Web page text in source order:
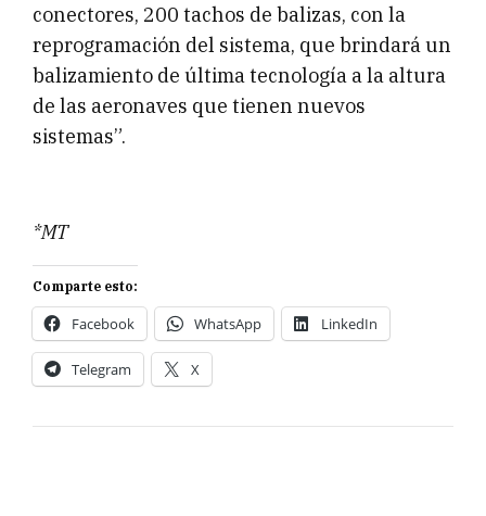
conectores, 200 tachos de balizas, con la
reprogramación del sistema, que brindará un
balizamiento de última tecnología a la altura
de las aeronaves que tienen nuevos
sistemas”.
*MT
Comparte esto:
Facebook WhatsApp LinkedIn
Telegram X